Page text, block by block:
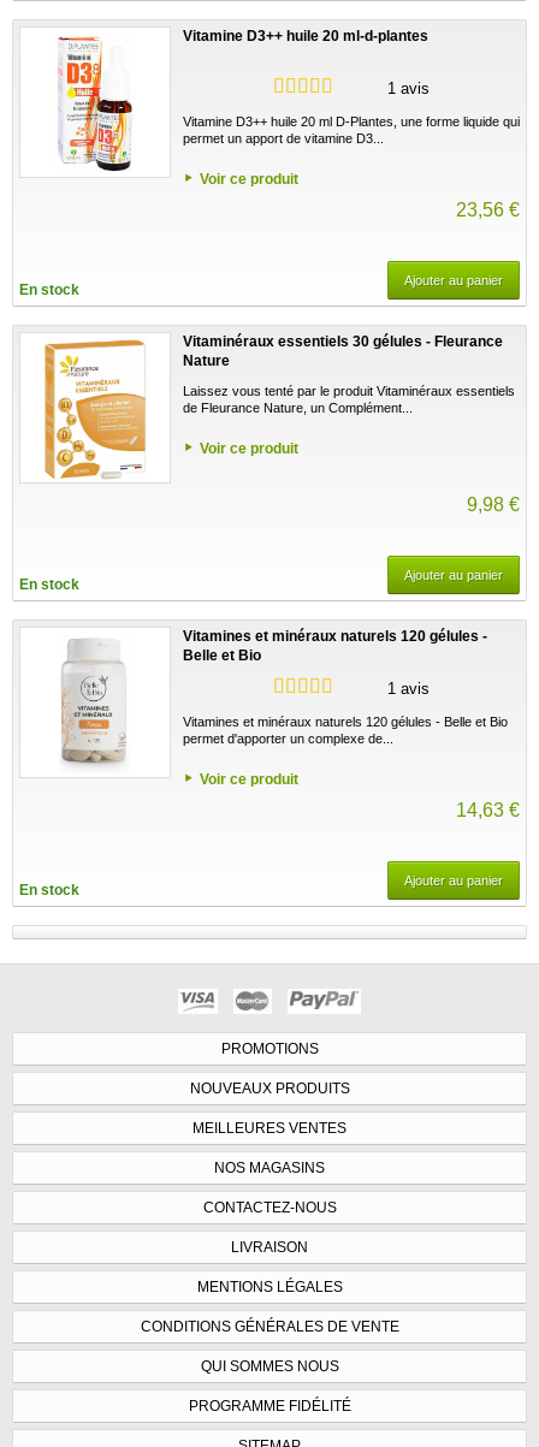
Vitamine D3++ huile 20 ml-d-plantes
1 avis
Vitamine D3++ huile 20 ml D-Plantes, une forme liquide qui
permet un apport de vitamine D3...
Voir ce produit
23,56 €
En stock
Ajouter au panier
Vitaminéraux essentiels 30 gélules - Fleurance
Nature
Laissez vous tenté par le produit Vitaminéraux essentiels
de Fleurance Nature, un Complément...
Voir ce produit
9,98 €
En stock
Ajouter au panier
Vitamines et minéraux naturels 120 gélules -
Belle et Bio
1 avis
Vitamines et minéraux naturels 120 gélules - Belle et Bio
permet d'apporter un complexe de...
Voir ce produit
14,63 €
En stock
Ajouter au panier
PROMOTIONS
NOUVEAUX PRODUITS
MEILLEURES VENTES
NOS MAGASINS
CONTACTEZ-NOUS
LIVRAISON
MENTIONS LÉGALES
CONDITIONS GÉNÉRALES DE VENTE
QUI SOMMES NOUS
PROGRAMME FIDÉLITÉ